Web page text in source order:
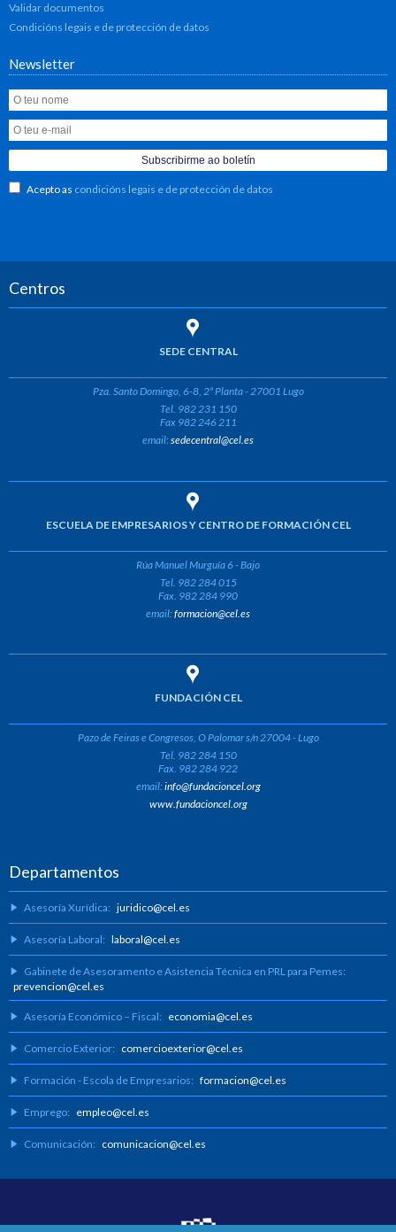
Validar documentos
Condicións legais e de protección de datos
Newsletter
Acepto as condicións legais e de protección de datos
Centros
SEDE CENTRAL
Pza. Santo Domingo, 6-8, 2ª Planta - 27001 Lugo
Tel. 982 231 150
Fax 982 246 211
email:sedecentral@cel.es
ESCUELA DE EMPRESARIOS Y CENTRO DE FORMACIÓN CEL
Rúa Manuel Murguía 6 - Bajo
Tel. 982 284 015
Fax. 982 284 990
email:formacion@cel.es
FUNDACIÓN CEL
Pazo de Feiras e Congresos, O Palomar s/n 27004 - Lugo
Tel. 982 284 150
Fax. 982 284 922
email:info@fundacioncel.org
www.fundacioncel.org
Departamentos
Asesoría Xurídica: juridico@cel.es
Asesoría Laboral: laboral@cel.es
Gabinete de Asesoramento e Asistencia Técnica en PRL para Pemes:
prevencion@cel.es
Asesoría Económico – Fiscal: economia@cel.es
Comercio Exterior: comercioexterior@cel.es
Formación - Escola de Empresarios: formacion@cel.es
Emprego: empleo@cel.es
Comunicación: comunicacion@cel.es